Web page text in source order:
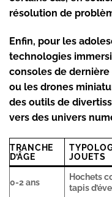
résolution de
Enfin, pour les
technologies
consoles de
ou les drones
des outils de
vers des univers
TRANCHE
D’ÂGE
JOUETS
0-2 ans
Hochets
tapis